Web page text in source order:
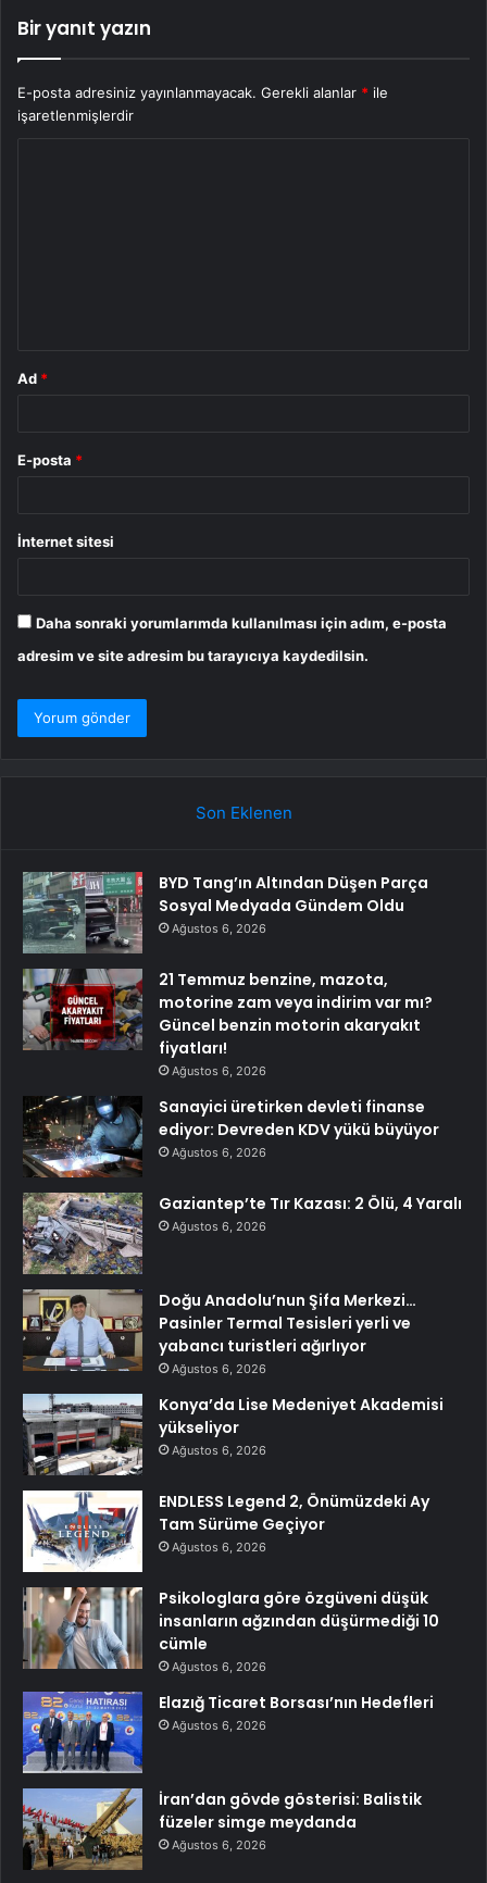
Bir yanıt yazın
E-posta adresiniz yayınlanmayacak. Gerekli alanlar * ile
işaretlenmişlerdir
Ad *
E-posta *
İnternet sitesi
Daha sonraki yorumlarımda kullanılması için adım, e-posta
adresim ve site adresim bu tarayıcıya kaydedilsin.
Son Eklenen
BYD Tang’ın Altından Düşen Parça
Sosyal Medyada Gündem Oldu
Ağustos 6, 2026
21 Temmuz benzine, mazota,
motorine zam veya indirim var mı?
Güncel benzin motorin akaryakıt
fiyatları!
Ağustos 6, 2026
Sanayici üretirken devleti finanse
ediyor: Devreden KDV yükü büyüyor
Ağustos 6, 2026
Gaziantep’te Tır Kazası: 2 Ölü, 4 Yaralı
Ağustos 6, 2026
Doğu Anadolu’nun Şifa Merkezi…
Pasinler Termal Tesisleri yerli ve
yabancı turistleri ağırlıyor
Ağustos 6, 2026
Konya’da Lise Medeniyet Akademisi
yükseliyor
Ağustos 6, 2026
ENDLESS Legend 2, Önümüzdeki Ay
Tam Sürüme Geçiyor
Ağustos 6, 2026
Psikologlara göre özgüveni düşük
insanların ağzından düşürmediği 10
cümle
Ağustos 6, 2026
Elazığ Ticaret Borsası’nın Hedefleri
Ağustos 6, 2026
İran’dan gövde gösterisi: Balistik
füzeler simge meydanda
Ağustos 6, 2026